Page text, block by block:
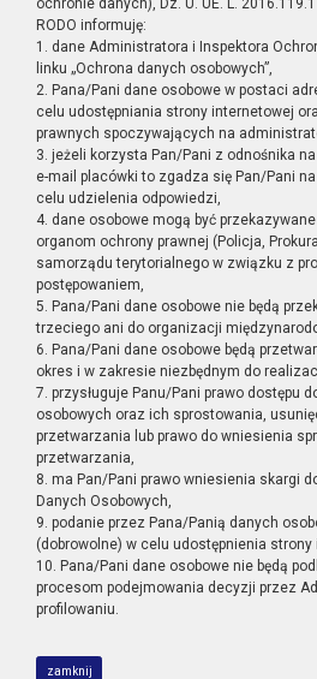
ochronie danych), Dz. U. UE. L.
RODO informuję:
1. dane Administratora i Inspektora
linku „Ochrona danych osobowych”,
2. Pana/Pani dane osobowe w postaci
celu udostępniania strony internetowej
prawnych spoczywających na
3. jeżeli korzysta Pan/Pani z odnośnika
e-mail placówki to zgadza się Pan/Pani
celu udzielenia odpowiedzi,
4. dane osobowe mogą być
organom ochrony prawnej (Policja,
samorządu terytorialnego w związku z
postępowaniem,
5. Pana/Pani dane osobowe nie będą
trzeciego ani do organizacji
6. Pana/Pani dane osobowe będą
okres i w zakresie niezbędnym do
7. przysługuje Panu/Pani prawo dostępu
osobowych oraz ich sprostowania,
przetwarzania lub prawo do wniesienia
przetwarzania,
8. ma Pan/Pani prawo wniesienia skargi
Danych Osobowych,
9. podanie przez Pana/Panią danych
(dobrowolne) w celu udostępnienia strony
10. Pana/Pani dane osobowe nie będą
procesom podejmowania decyzji przez
profilowaniu.
zamknij